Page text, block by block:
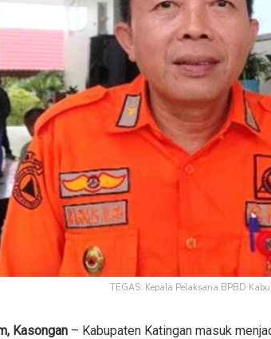
TEGAS: Kepala Pelaksana BPBD
Kasongan – Kabupaten Katingan masuk